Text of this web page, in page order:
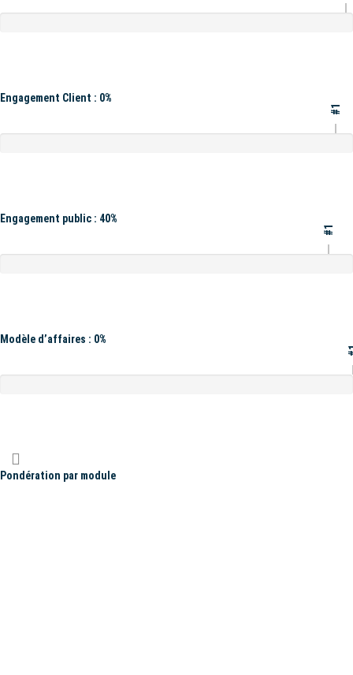
Engagement Client : 0%
#1
Engagement public : 40%
#1
Modèle d’affaires : 0%
Pondération par module